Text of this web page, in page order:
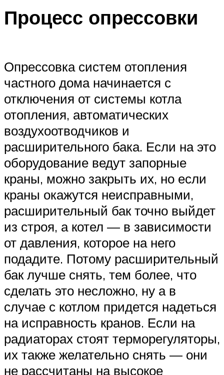
Процесс опрессовки
Опрессовка систем отопления
частного дома начинается с
отключения от системы котла
отопления, автоматических
воздухоотводчиков и
расширительного бака. Если на это
оборудование ведут запорные
краны, можно закрыть их, но если
краны окажутся неисправными,
расширительный бак точно выйдет
из строя, а котел — в зависимости
от давления, которое на него
подадите. Потому расширительный
бак лучше снять, тем более, что
сделать это несложно, ну а в
случае с котлом придется надеться
на исправность кранов. Если на
радиаторах стоят терморегуляторы,
их также желательно снять — они
не рассчитаны на высокое